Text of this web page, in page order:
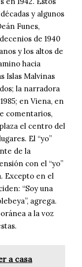
y algunos
Funes,
de 1940
y los altos de
hacia
Islas Malvinas
la narradora
en Viena, en
comentarios,
el centro del
El “yo”
de la
con el “yo”
Excepto en el
“Soy una
agrega.
a la voz
a casa